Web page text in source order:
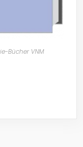
Bücher VNM